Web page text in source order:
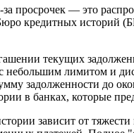
за просрочек — это
кредитных историй
текущих
небольшим лимитом и
задолженности до
в банках, которые
зависит от